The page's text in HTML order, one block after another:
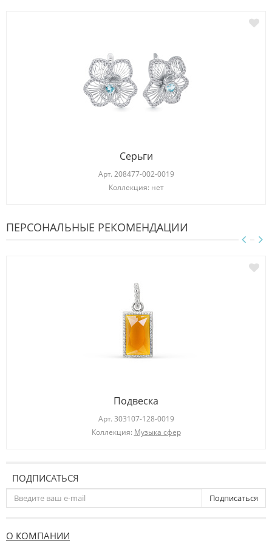
Серьги
Арт. 208477-002-0019
Коллекция: нет
ПЕРСОНАЛЬНЫЕ РЕКОМЕНДАЦИИ
Подвеска
Арт. 303107-128-0019
Коллекция: Музыка сфер
ПОДПИСАТЬСЯ
Подписаться
О КОМПАНИИ